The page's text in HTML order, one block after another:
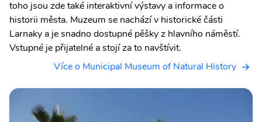
toho jsou zde také interaktivní výstavy a informace o
historii města. Muzeum se nachází v historické části
Larnaky a je snadno dostupné pěšky z hlavního náměstí.
Vstupné je přijatelné a stojí za to navštívit.
Více o Municipal Museum of Natural History